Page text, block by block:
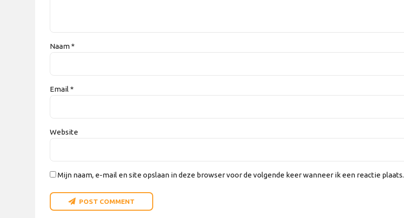
Naam *
Email *
Website
Mijn naam, e-mail en site opslaan in deze browser voor de volgende keer wanneer ik een reactie plaats.
POST COMMENT